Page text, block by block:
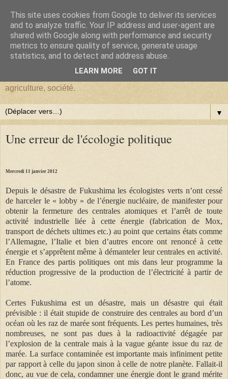
BlogHardi
Vous êtes sur BlogHardi, vous y trouverez les réflexions d'un
agriculture, société.
▼
Une erreur de l'écologie politique
Mercredi 11 janvier 2012
Depuis le désastre de Fukushima les écologistes verts n’ont cessé
de harceler le « lobby » de l’énergie nucléaire, de manifester pour
obtenir la fermeture des centrales atomiques et l’arrêt de toute
activité industrielle liée à cette énergie (fabrication de Mox,
transport de déchets ultimes etc.) au point que certains états comme
l’Allemagne, l’Italie et bien d’autres encore ont renoncé à cette
énergie et s’apprêtent même à démanteler leur centrales en activité.
En France des partis politiques ont mis dans leur programme la
réduction progressive de la production de l’électricité à partir de
l’atome.
Certes Fukushima est un désastre, mais un désastre qui était
prévisible : il était stupide de construire des centrales au bord d’un
océan où les raz de marée sont fréquents. Les pertes humaines, très
nombreuses, ne sont pas dues à la radioactivité dégagée par
l’explosion de la centrale mais à la vague géante issue du raz de
marée. La surface contaminée est importante mais infiniment petite
par rapport à celle du japon sinon à celle de notre planète. Fallait-il
donc, au vue de cela, condamner une énergie dont le grand mérite
This site uses cookies from Google to deliver its services
and to analyze traffic. Your IP address and user-agent are
shared with Google along with performance and security
metrics to ensure quality of service, generate usage
statistics, and to detect and address abuse.
LEARN MORE GOT IT